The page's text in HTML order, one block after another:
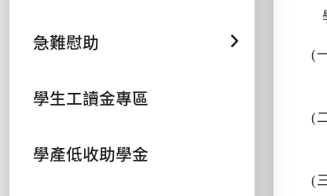
急難慰助
學生工讀金專區
學產低收助學金
(
(
(